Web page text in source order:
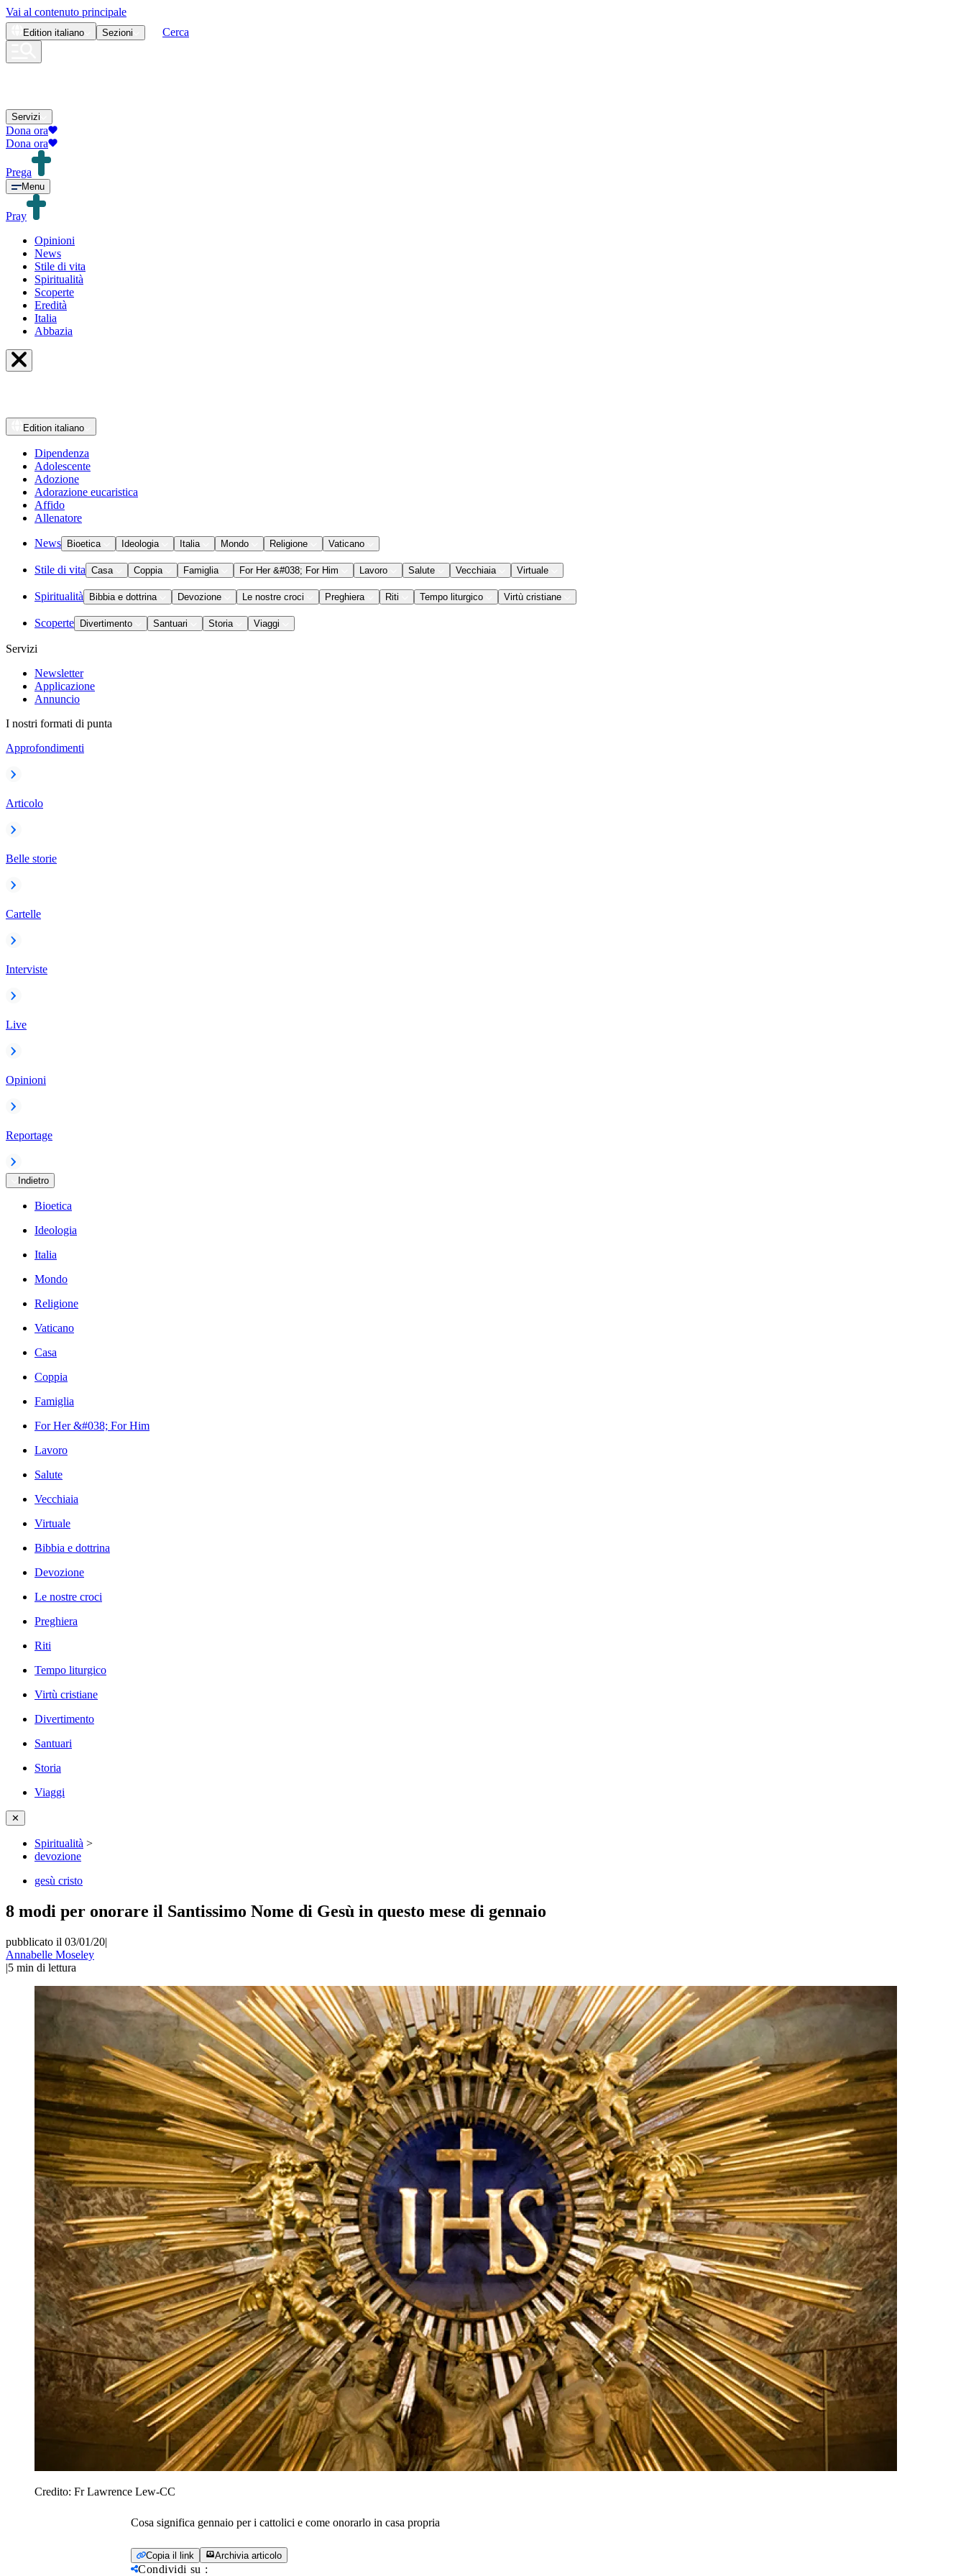
Vai al contenuto principale
Edition italiano Sezioni Cerca
Servizi
Dona ora
Dona ora
Prega
Menu
Pray
Opinioni
News
Stile di vita
Spiritualità
Scoperte
Eredità
Italia
Abbazia
Edition italiano
Dipendenza
Adolescente
Adozione
Adorazione eucaristica
Affido
Allenatore
News Bioetica Ideologia Italia Mondo Religione Vaticano
Stile di vita Casa Coppia Famiglia For Her &#038; For Him Lavoro Salute Vecchiaia Virtuale
Spiritualità Bibbia e dottrina Devozione Le nostre croci Preghiera Riti Tempo liturgico Virtù cristiane
Scoperte Divertimento Santuari Storia Viaggi
Servizi
Newsletter
Applicazione
Annuncio
I nostri formati di punta
Approfondimenti
Articolo
Belle storie
Cartelle
Interviste
Live
Opinioni
Reportage
Indietro
Bioetica
Ideologia
Italia
Mondo
Religione
Vaticano
Casa
Coppia
Famiglia
For Her &#038; For Him
Lavoro
Salute
Vecchiaia
Virtuale
Bibbia e dottrina
Devozione
Le nostre croci
Preghiera
Riti
Tempo liturgico
Virtù cristiane
Divertimento
Santuari
Storia
Viaggi
✕
Spiritualità >
devozione
gesù cristo
8 modi per onorare il Santissimo Nome di Gesù in questo mese di gennaio
pubblicato il 03/01/20|
Annabelle Moseley
|5 min di lettura
Credito: Fr Lawrence Lew-CC
Cosa significa gennaio per i cattolici e come onorarlo in casa propria
Copia il link Archivia articolo
Condividi su :